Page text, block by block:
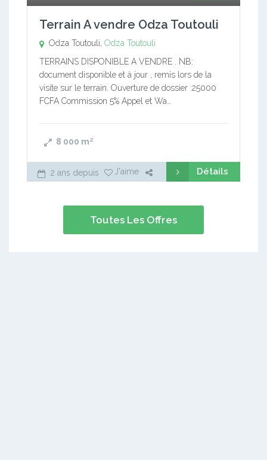
Terrain A vendre Odza Toutouli
Odza Toutouli, Odza Toutouli
TERRAINS DISPONIBLE A VENDRE . NB:
document disponible et à jour , remis lors de la
visite sur le terrain. Ouverture de dossier :25000
FCFA Commission 5% Appel et Wa…
8 000 m²
2 ans depuis J'aime Détails
Toutes Les Offres